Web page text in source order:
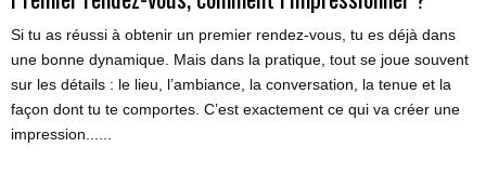
Si tu as réussi à obtenir un premier rendez-vous, tu es déjà dans
une bonne dynamique. Mais dans la pratique, tout se joue souvent
sur les détails : le lieu, l’ambiance, la conversation, la tenue et la
façon dont tu te comportes. C’est exactement ce qui va créer une
impression......